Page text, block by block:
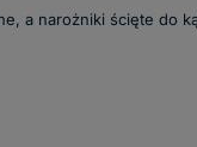
a narożniki ścięte do